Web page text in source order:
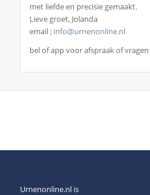
met liefde en precisie gemaakt.
Lieve groet, Jolanda
email ; info@urnenonline.nl
bel of app voor afspraak of vragen
Urnenonline.nl is